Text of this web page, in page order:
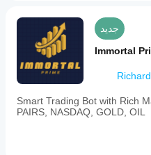
جديد
Immortal
Smart Trading Bot with Rich
PAIRS, NASDAQ, GOLD, OIL